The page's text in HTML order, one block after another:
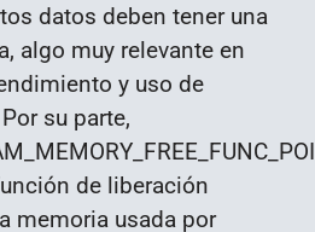
datos deben tener una
algo muy relevante en
y uso de
su parte,
de liberación
memoria usada por